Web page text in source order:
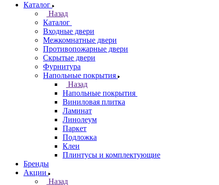
Каталог
Назад
Каталог
Входные двери
Межкомнатные двери
Противопожарные двери
Скрытые двери
Фурнитура
Напольные покрытия
Назад
Напольные покрытия
Виниловая плитка
Ламинат
Линолеум
Паркет
Подложка
Клеи
Плинтусы и комплектующие
Бренды
Акции
Назад